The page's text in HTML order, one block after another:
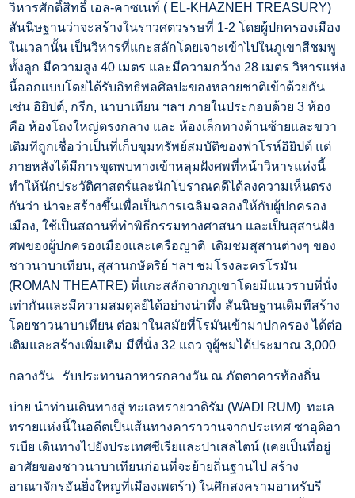
วิหารศักดิ์สิทธิ์ เอล-คาซเนท์ ( EL-KHAZNEH TREASURY)
สันนิษฐานว่าจะสร้างในราวศตวรรษที่ 1-2 โดยผู้ปกครองเมือง
ในเวลานั้น เป็นวิหารที่แกะสลักโดยเจาะเข้าไปในภูเขาสีชมพู
ทั้งลูก มีความสูง 40 เมตร และมีความกว้าง 28 เมตร วิหารแห่ง
นี้ออกแบบโดยได้รับอิทธิพลศิลปะของหลายชาติเข้าด้วยกัน
เช่น อิยิปต์, กรีก, นาบาเทียน ฯลฯ ภายในประกอบด้วย 3 ห้อง
คือ ห้องโถงใหญ่ตรงกลาง และ ห้องเล็กทางด้านซ้ายและขวา
เดิมทีถูกเชื่อว่าเป็นที่เก็บขุมทรัพย์สมบัติของฟาโรห์อิยิปต์ แต่
ภายหลังได้มีการขุดพบทางเข้าหลุมฝังศพที่หน้าวิหารแห่งนี้
ทำให้นักประวัติศาสตร์และนักโบราณคดีได้ลงความเห็นตรง
กันว่า น่าจะสร้างขึ้นเพื่อเป็นการเฉลิมฉลองให้กับผู้ปกครอง
เมือง, ใช้เป็นสถานที่ทำพิธีกรรมทางศาสนา และเป็นสุสานฝัง
ศพของผู้ปกครองเมืองและเครือญาติ เดิมชมสุสานต่างๆ ของ
ชาวนาบาเทียน, สุสานกษัตริย์ ฯลฯ ชมโรงละครโรมัน
(ROMAN THEATRE) ที่แกะสลักจากภูเขาโดยมีแนวราบที่นั่ง
เท่ากันและมีความสมดุลย์ได้อย่างน่าทึ่ง สันนิษฐานเดิมทีสร้าง
โดยชาวนาบาเทียน ต่อมาในสมัยที่โรมันเข้ามาปกครอง ได้ต่อ
เติมและสร้างเพิ่มเติม มีที่นั่ง 32 แถว จุผู้ชมได้ประมาณ 3,000
กลางวัน รับประทานอาหารกลางวัน ณ ภัตตาคารท้องถิ่น
บ่าย นำท่านเดินทางสู่ ทะเลทรายวาดิรัม (WADI RUM) ทะเล
ทรายแห่งนี้ในอดีตเป็นเส้นทางคาราวานจากประเทศ ซาอุดิอา
รเบีย เดินทางไปยังประเทศซีเรียและปาเสลไตน์ (เคยเป็นที่อยู่
อาศัยของชาวนาบาเทียนก่อนที่จะย้ายถิ่นฐานไป สร้าง
อาณาจักรอันยิ่งใหญที่เมืองเพตร้า) ในศึกสงครามอาหรับรี